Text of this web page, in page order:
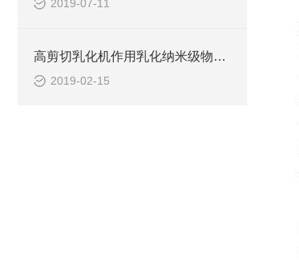
2019-07-11
高剪切乳化机作用乳化纳米级物料的关键控制点
2019-02-15